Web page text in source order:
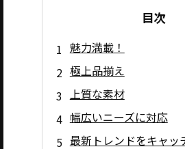
目次
魅力満載！
極上品揃え
上質な素材
幅広いニーズに対応
最新トレンドをキャッ